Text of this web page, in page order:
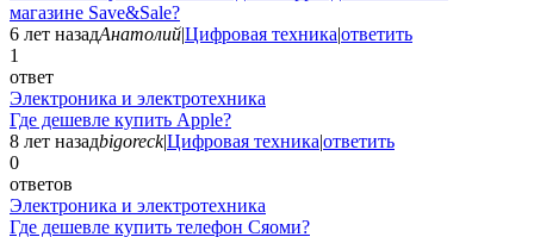
магазине Save&Sale?
6 лет назадАнатолий|Цифровая техника|ответить
1
ответ
Электроника и электротехника
Где дешевле купить Apple?
8 лет назадbigoreck|Цифровая техника|ответить
0
ответов
Электроника и электротехника
Где дешевле купить телефон Сяоми?